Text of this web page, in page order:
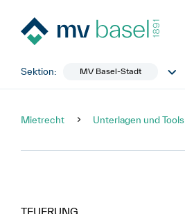
Sektion: MV Basel-Stadt
Mietrecht Unterlagen und Tools
TEUERUNG